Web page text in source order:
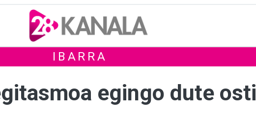
IBARRA
egingo dute